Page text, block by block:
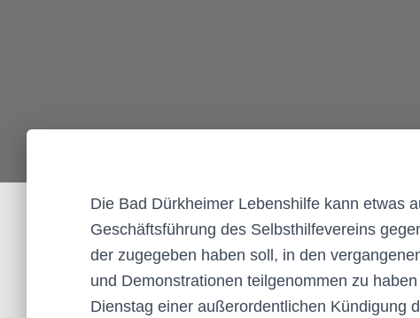
Die Bad Dürkheimer Lebenshilfe kann etwas
Geschäftsführung des Selbsthilfevereins
der zugegeben haben soll, in den
und Demonstrationen teilgenommen zu
Dienstag einer außerordentlichen Kündigung